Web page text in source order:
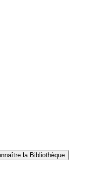
la Bibliothèque